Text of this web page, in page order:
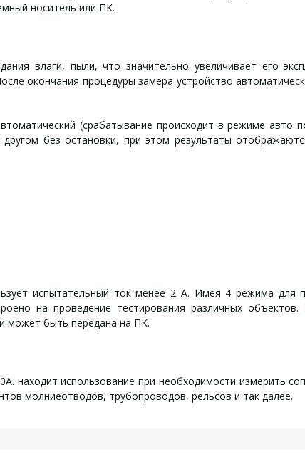
носитель или ПК.
влаги, пыли, что значительно увеличивает его
окончания процедуры замера устройство
(срабатывание происходит в режиме авто
без остановки, при этом результаты
испытательный ток менее 2 А. Имея 4 режима для
на проведение тестирования различных объектов.
может быть передана на ПК.
находит использование при необходимости измерить
молниеотводов, трубопроводов, рельсов и так далее.